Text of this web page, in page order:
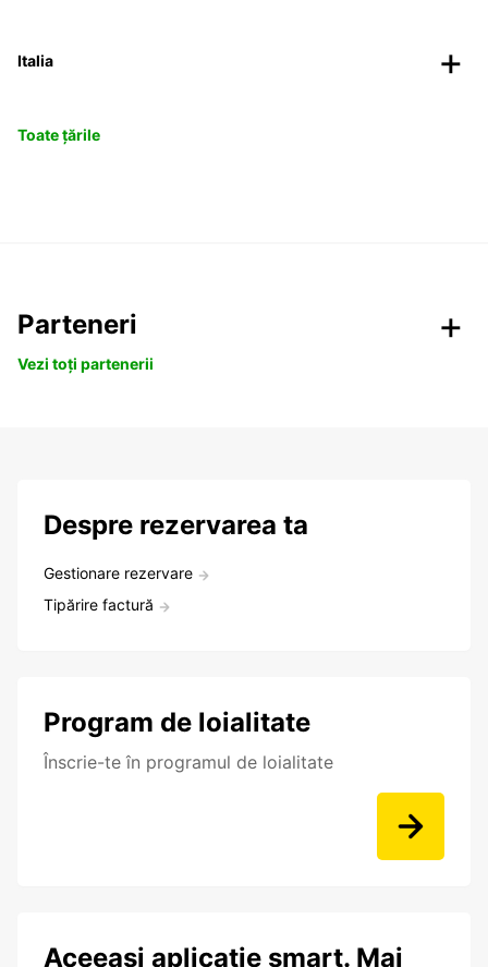
Italia
Toate țările
Parteneri
Vezi toți partenerii
Despre rezervarea ta
Gestionare rezervare
Tipărire factură
Program de loialitate
Înscrie-te în programul de loialitate
Aceeasi aplicatie smart. Mai